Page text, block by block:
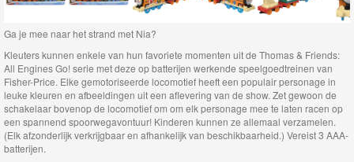
treinen
&
Voertuigen
uit
collectie
items
Ga je mee naar het strand met Nia?
Kleuters kunnen enkele van hun favoriete momenten uit de Thomas & Friends:
All Engines Go! serie met deze op batterijen werkende speelgoedtreinen van
Fisher-Price. Elke gemotoriseerde locomotief heeft een populair personage in
leuke kleuren en afbeeldingen uit een aflevering van de show. Zet gewoon de
schakelaar bovenop de locomotief om om elk personage mee te laten racen op
een spannend spoorwegavontuur! Kinderen kunnen ze allemaal verzamelen.
(Elk afzonderlijk verkrijgbaar en afhankelijk van beschikbaarheid.) Vereist 3 AAA-
batterijen.